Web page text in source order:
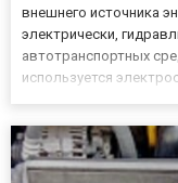
внешнего источника
электрически,
автотранспортных
используется
высокого пускового